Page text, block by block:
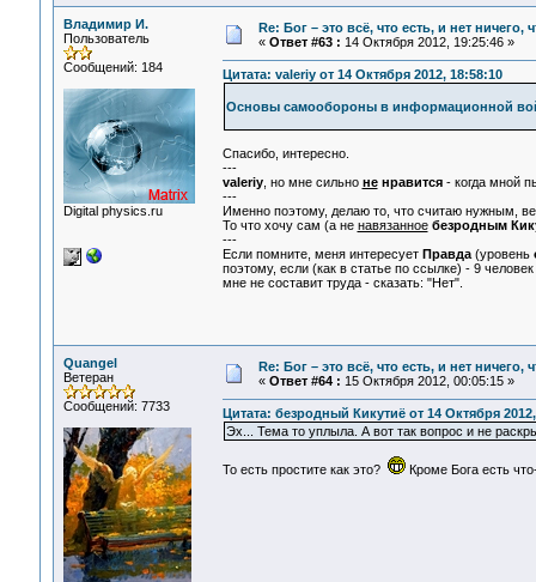
Владимир И.
Пользователь
Сообщений: 184
Digital physics.ru
Re: Бог – это всё, что есть, и нет
« Ответ #63 : 14 Октября 2012, 19:25:46 »
Цитата: valeriy от 14 Октября 2012, 18:58:10
Основы самообороны в информационной
Спасибо, интересно.
---
valeriy, но мне сильно не нравится- когда мной
---
Именно поэтому, делаю то, что считаю нужным,
То что хочу сам (а не навязанное безродным
---
Если помните, меня интересует Правда(уровень
поэтому, если (как в статье по ссылке) - 9
мне не составит труда - сказать: "Нет".
Quangel
Ветеран
Сообщений: 7733
Re: Бог – это всё, что есть, и нет
« Ответ #64 : 15 Октября 2012, 00:05:15 »
Цитата: безродный Кикутиё от 14 Октября
Эх... Тема то уплыла. А вот так вопрос и не
То есть простите как это? Кроме Бога есть